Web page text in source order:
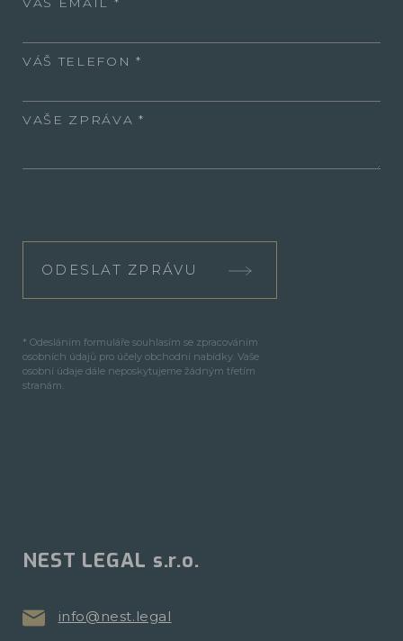
VÁŠ TELEFON
VAŠE ZPRÁVA
ODESLAT ZPRÁVU
* Odesláním formuláře souhlasím se zpracováním
osobních údajů pro účely obchodní nabídky. Vaše
osobní údaje dále neposkytujeme žádným třetím
stranám.
NEST LEGAL s.r.o.
info@nest.legal